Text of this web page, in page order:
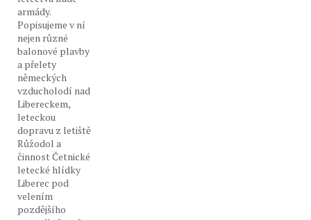
armády.
Popisujeme v ní
nejen různé
balonové plavby
a přelety
německých
vzducholodí nad
Libereckem,
leteckou
dopravu z letiště
Růžodol a
činnost Četnické
letecké hlídky
Liberec pod
velením
pozdějšího